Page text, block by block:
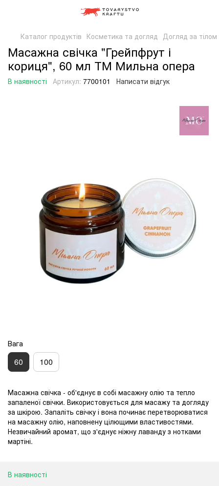
Каталог продуктів Косметика та догляд Догляд за тілом
Масажна свічка "Грейпфрут і
кориця", 60 мл ТМ Мильна опера
В наявності Артикул: 7700101 Написати відгук
Вага
60 100
Масажна свічка - об'єднує в собі масажну олію та тепло
запаленої свічки. Використовується для масажу та догляду
за шкірою. Запаліть свічку і вона починає перетворюватися
на масажну олію, наповнену цілющими властивостями.
Незвичайний аромат, що з'єднує ніжну лаванду з нотками
мартіні.
В наявності